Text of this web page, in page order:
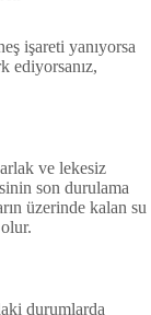
işareti yanıyorsa
ediyorsanız,
ve lekesiz
son durulama
üzerinde kalan su
durumlarda